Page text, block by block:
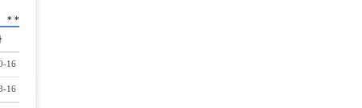
* *
16
16